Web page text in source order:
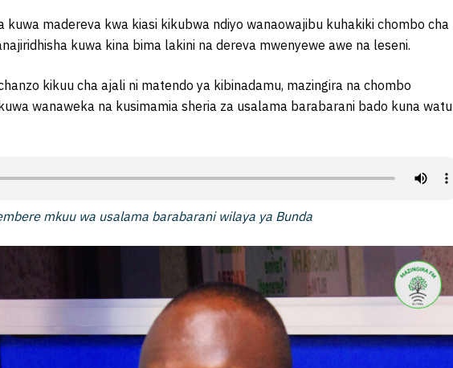
kuwa madereva kwa kiasi kikubwa ndiyo wanaowajibu kuhakiki chombo cha
kuwa kina bima lakini na dereva mwenyewe awe na leseni.
kikuu cha ajali ni matendo ya kibinadamu, mazingira na chombo
wanaweka na kusimamia sheria za usalama barabarani bado kuna watu
mkuu wa usalama barabarani wilaya ya Bunda